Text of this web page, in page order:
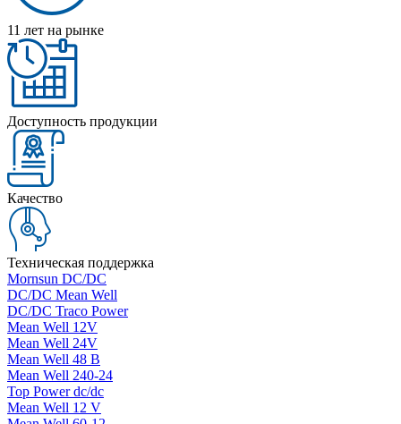
11 лет на рынке
Доступность продукции
Качество
Техническая поддержка
Mornsun DC/DC
DC/DC Mean Well
DC/DC Traco Power
Mean Well 12V
Mean Well 24V
Mean Well 48 В
Mean Well 240-24
Top Power dc/dc
Mean Well 12 V